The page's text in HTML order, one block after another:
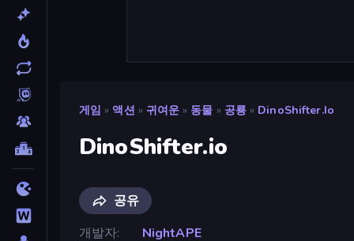
게임 » 액션 » 귀여운 » 동물 » 공룡 » DinoShifter.io
DinoShifter.io
공유
개발자
NightAPE